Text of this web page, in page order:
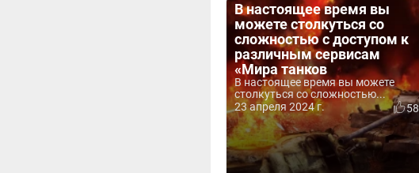
В настоящее время вы
можете столкуться со
сложностью с доступом к
различным сервисам
«Мира танков
В настоящее время вы можете
столкуться со сложностью...
23 апреля 2024 г.
58